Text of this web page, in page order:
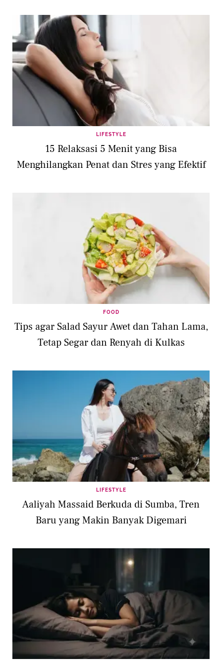
LIFESTYLE
15 Relaksasi 5 Menit yang Bisa
Menghilangkan Penat dan Stres yang Efektif
FOOD
Tips agar Salad Sayur Awet dan Tahan Lama,
Tetap Segar dan Renyah di Kulkas
LIFESTYLE
Aaliyah Massaid Berkuda di Sumba, Tren
Baru yang Makin Banyak Digemari